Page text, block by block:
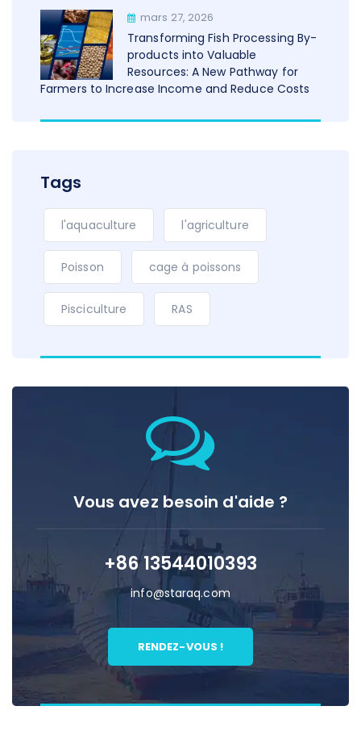
mars 27, 2026
Transforming Fish Processing By-
products into Valuable
Resources: A New Pathway for
Farmers to Increase Income and Reduce Costs
Tags
l'aquaculture l'agriculture
Poisson cage à poissons
Pisciculture RAS
Vous avez besoin d'aide ?
+86 13544010393
info@staraq.com
RENDEZ-VOUS !